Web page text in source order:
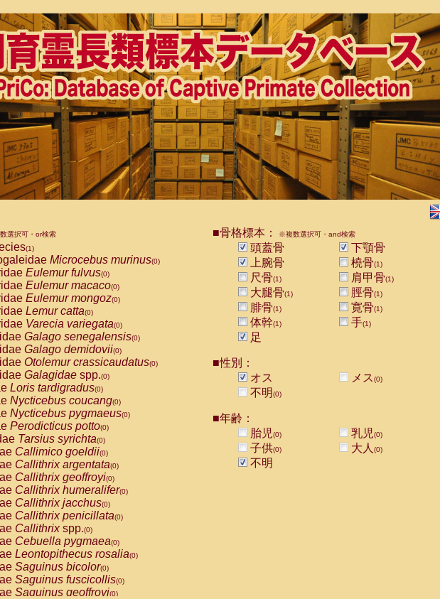
選択可・or検索
(1)
Microcebus murinus(0)
Eulemur fulvus(0)
Eulemur macaco(0)
Eulemur mongoz(0)
Lemur catta(0)
Varecia variegata(0)
Galago senegalensis(0)
Galago demidovii(0)
Otolemur crassicaudatus(0)
Galagidae spp.(0)
Loris tardigradus(0)
Nycticebus coucang(0)
Nycticebus pygmaeus(0)
Perodicticus potto(0)
Tarsius syrichta(0)
Callimico goeldii(0)
Callithrix argentata(0)
Callithrix geoffroyi(0)
Callithrix humeralifer(0)
Callithrix jacchus(0)
Callithrix penicillata(0)
Callithrixspp.(0)
Cebuella pygmaea(0)
Leontopithecus rosalia(0)
Saguinus bicolor(0)
Saguinus fuscicollis(0)
Saguinus geoffroyi(0)
■骨格標本： ※複数選択可・and検索
頭蓋骨
下顎骨
上腕骨
橈骨(1)
尺骨(1) 肩甲骨(1)
大腿骨(1) 脛骨(1)
腓骨(1) 寛骨(1)
体幹(1) 手(1)
足
■性別：
オス
メス(0)
不明(0)
■年齢：
胎児(0) 乳児(0)
子供(0) 大人 (0)
不明